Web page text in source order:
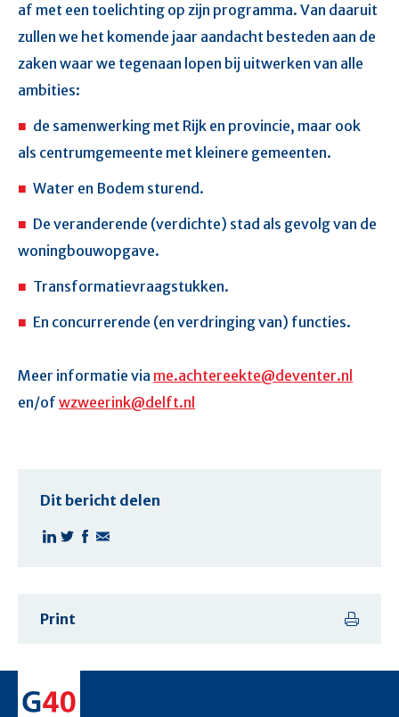
af met een toelichting op zijn programma. Van daaruit
zullen we het komende jaar aandacht besteden aan de
zaken waar we tegenaan lopen bij uitwerken van alle
ambities:
de samenwerking met Rijk en provincie, maar ook
als centrumgemeente met kleinere gemeenten.
Water en Bodem sturend.
De veranderende (verdichte) stad als gevolg van de
woningbouwopgave.
Transformatievraagstukken.
En concurrerende (en verdringing van) functies.
Meer informatie via me.achtereekte@deventer.nl
en/of wzweerink@delft.nl
Dit bericht delen
Print